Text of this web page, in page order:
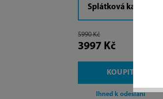
Splátková kalkulačka
5990 Kč
3997 Kč
KOUPIT
Ihned k odeslání